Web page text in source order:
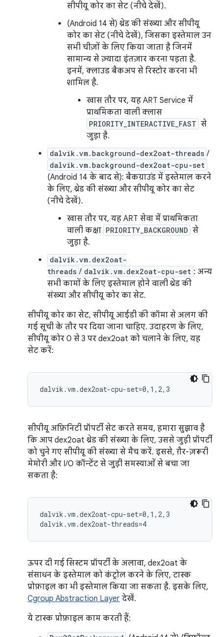
सीपीयू कोर का सेट (नीचे देखें).
(Android 14 से) थ्रेड की संख्या और सीपीयू
कोर का सेट (नीचे देखें), जिसका इस्तेमाल उन
सभी चीज़ों के लिए किया जाता है जिनमें
सामान्य से ज़्यादा इंतज़ार करना पड़ता है.
इनमें, क्लाउड बैकअप से रिस्टोर करना भी
शामिल है.
खास तौर पर, यह ART Service में
प्राथमिकता वाली क्लास
PRIORITY_INTERACTIVE_FAST से
जुड़ा है.
dalvik.vm.background-dex2oat-threads /
dalvik.vm.background-dex2oat-cpu-set
(Android 14 के बाद से): बैकग्राउंड में इस्तेमाल करने
के लिए, थ्रेड की संख्या और सीपीयू कोर का सेट
(नीचे देखें).
खास तौर पर, यह ART सेवा में प्राथमिकता
वाली कक्षा PRIORITY_BACKGROUND से
जुड़ा है.
dalvik.vm.dex2oat-
threads / dalvik.vm.dex2oat-cpu-set : अन्य
सभी कामों के लिए इस्तेमाल होने वाली थ्रेड की
संख्या और सीपीयू कोर का सेट.
सीपीयू कोर का सेट, सीपीयू आईडी की कॉमा से अलग की
गई सूची के तौर पर दिया जाना चाहिए. उदाहरण के लिए,
सीपीयू कोर 0 से 3 पर dex2oat को चलाने के लिए, यह
सेट करें:
सीपीयू अफ़िनिटी प्रॉपर्टी सेट करते समय, हमारा सुझाव है
कि आप dex2oat थ्रेड की संख्या के लिए, उससे जुड़ी प्रॉपर्टी
को चुने गए सीपीयू की संख्या से मैच करें. इससे, ग़ैर-ज़रूरी
मेमोरी और I/O कॉन्टेंट से जुड़ी समस्याओं से बचा जा
सकता है:
dalvik.vm.dex2oat-cpu-set=0,1,2,3
ऊपर दी गई सिस्टम प्रॉपर्टी के अलावा, dex2oat के
संसाधन के इस्तेमाल को कंट्रोल करने के लिए, टास्क
प्रोफ़ाइल का भी इस्तेमाल किया जा सकता है. इसके लिए,
Cgroup Abstraction Layer देखें.
ये टास्क प्रोफ़ाइल काम करती हैं: